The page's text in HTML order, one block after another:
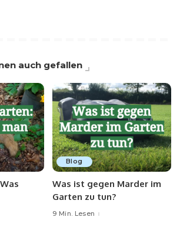
auch gefallen
Blog
Was ist gegen Marder im
Garten zu tun?
9 Min. Lesen